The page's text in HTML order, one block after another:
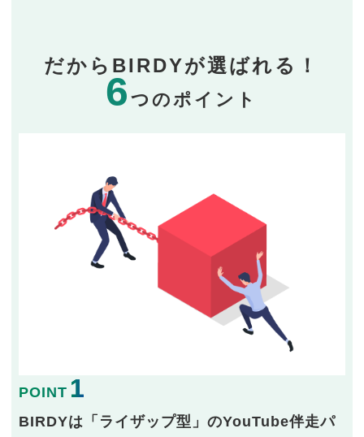
だからBIRDYが選ばれる！
6つのポイント
POINT 1
BIRDYは「ライザップ型」のYouTube伴走パ